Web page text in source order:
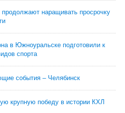
наращивать просрочку
в Южноуральске подготовили к
спорта
события – Челябинск
крупную победу в истории КХЛ